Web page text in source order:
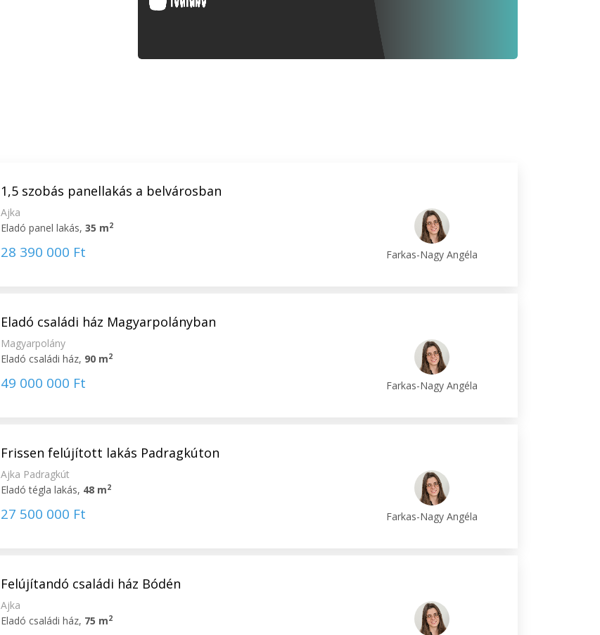
1,5 szobás panellakás a belvárosban
Ajka
Eladó panel lakás, 35 m2
28 390 000 Ft Farkas-Nagy Angéla
Eladó családi ház Magyarpolányban
Magyarpolány
Eladó családi ház, 90 m2
49 000 000 Ft Farkas-Nagy Angéla
Frissen felújított lakás Padragkúton
Ajka Padragkút
Eladó tégla lakás, 48 m2
27 500 000 Ft Farkas-Nagy Angéla
Felújítandó családi ház Bódén
Ajka
Eladó családi ház, 75 m2